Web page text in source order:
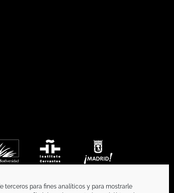
terceros para fines analíticos y para mostrarle